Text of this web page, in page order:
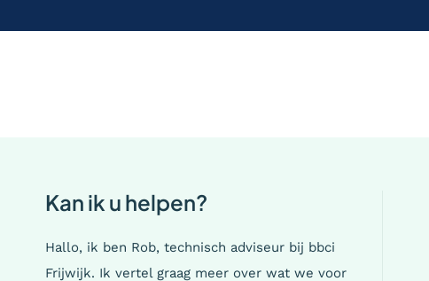
Kan ik u helpen?
Hallo, ik ben Rob, technisch adviseur bij bbci
Frijwijk. Ik vertel graag meer over wat we voor